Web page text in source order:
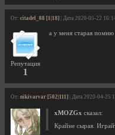
От: citadel_88 [1|18] | Дата 2020-05-22
Репутация
1
а у меня старая помню
От: nikivarvar [502|111] | Дата 2020-04-25
xMOZGx сказал:
Крайне сырая.